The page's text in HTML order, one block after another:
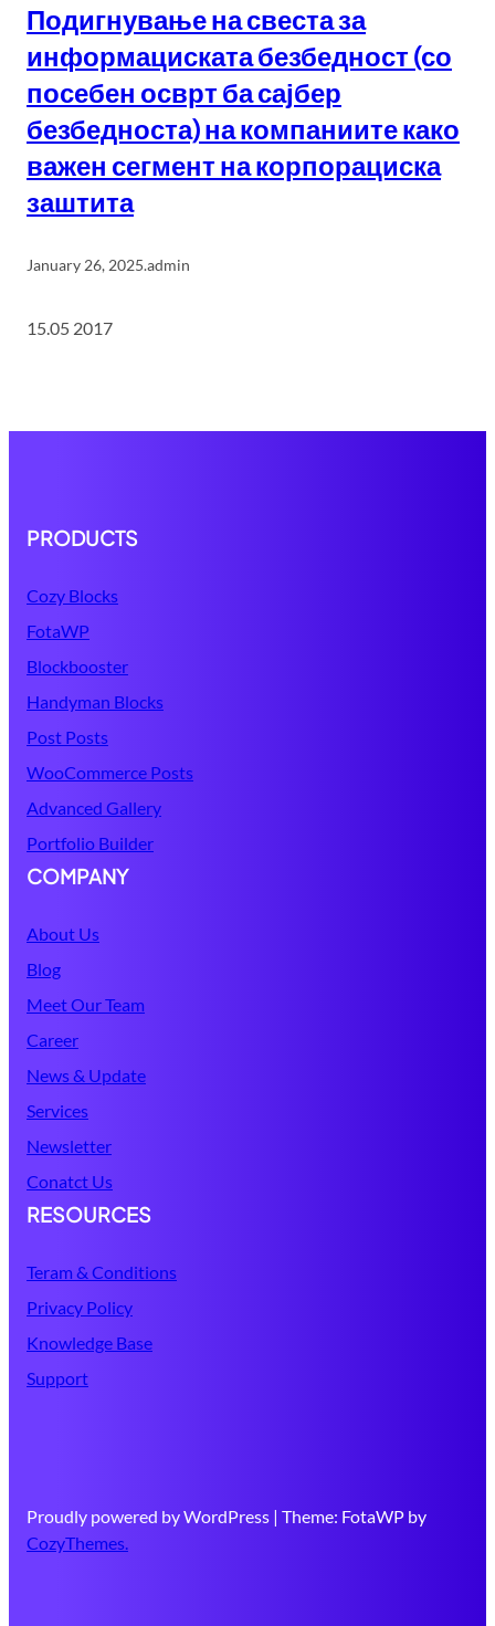
Подигнување на свеста за
информациската безбедност (со
посебен осврт ба сајбер
безбедноста) на компаниите како
важен сегмент на корпорациска
заштита
January 26, 2025.admin
15.05 2017
PRODUCTS
Cozy Blocks
FotaWP
Blockbooster
Handyman Blocks
Post Posts
WooCommerce Posts
Advanced Gallery
Portfolio Builder
COMPANY
About Us
Blog
Meet Our Team
Career
News & Update
Services
Newsletter
Conatct Us
RESOURCES
Teram & Conditions
Privacy Policy
Knowledge Base
Support
Proudly powered by WordPress | Theme: FotaWP by
CozyThemes.